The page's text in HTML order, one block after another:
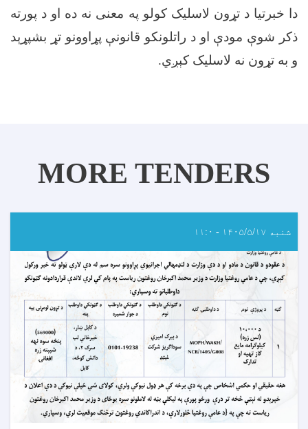
دا خبرتیا د تړون لاسلیک کولو په معنی نه ده او د پورته
ذکر شوې مودې او د راتلونکو قانونې پړاوونو تړ بشپړېد
و به تړون نه لاسلیک کېږي.
MORE TENDERS
شنبه ۱۴۰۵/۵/۱۷ - ۱۱:۰